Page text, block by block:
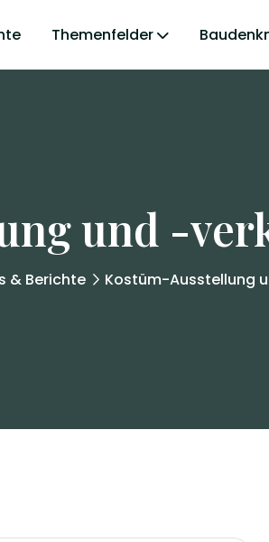
Themenfelder
und -
& Berichte Kostüm-Ausstellung